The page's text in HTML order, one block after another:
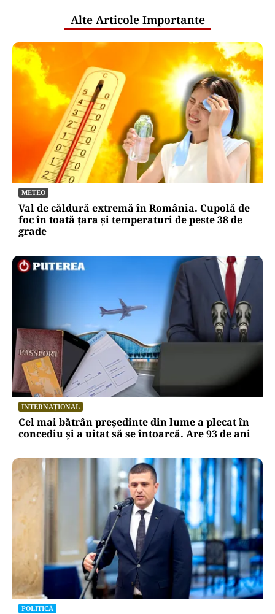
Alte Articole Importante
METEO
Val de căldură extremă în România. Cupolă de
foc în toată țara și temperaturi de peste 38 de
grade
INTERNAȚIONAL
Cel mai bătrân președinte din lume a plecat în
concediu și a uitat să se întoarcă. Are 93 de ani
POLITICĂ